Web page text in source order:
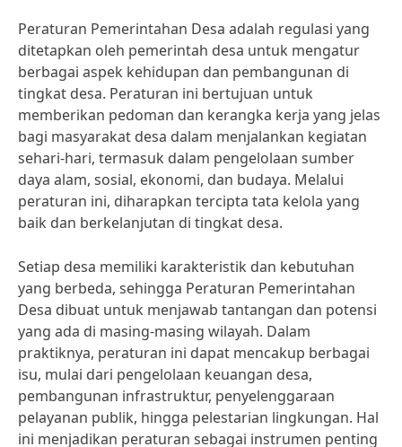
Peraturan Pemerintahan Desa adalah regulasi yang
ditetapkan oleh pemerintah desa untuk mengatur
berbagai aspek kehidupan dan pembangunan di
tingkat desa. Peraturan ini bertujuan untuk
memberikan pedoman dan kerangka kerja yang jelas
bagi masyarakat desa dalam menjalankan kegiatan
sehari-hari, termasuk dalam pengelolaan sumber
daya alam, sosial, ekonomi, dan budaya. Melalui
peraturan ini, diharapkan tercipta tata kelola yang
baik dan berkelanjutan di tingkat desa.
Setiap desa memiliki karakteristik dan kebutuhan
yang berbeda, sehingga Peraturan Pemerintahan
Desa dibuat untuk menjawab tantangan dan potensi
yang ada di masing-masing wilayah. Dalam
praktiknya, peraturan ini dapat mencakup berbagai
isu, mulai dari pengelolaan keuangan desa,
pembangunan infrastruktur, penyelenggaraan
pelayanan publik, hingga pelestarian lingkungan. Hal
ini menjadikan peraturan sebagai instrumen penting